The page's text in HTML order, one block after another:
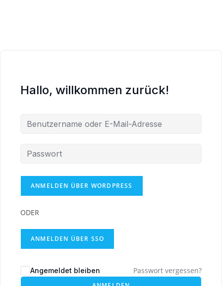
Hallo, willkommen zurück!
ODER
ANMELDEN ÜBER SSO
Angemeldet bleiben Passwort vergessen?